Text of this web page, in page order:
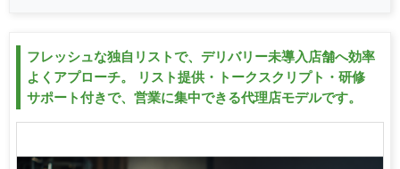
フレッシュな独自リストで、デリバリー未導入店舗へ効率
よくアプローチ。 リスト提供・トークスクリプト・研修
サポート付きで、営業に集中できる代理店モデルです。